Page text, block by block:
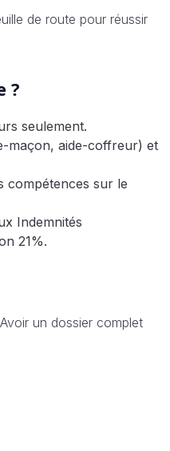
de route pour réussir
?
seulement.
maçon, aide-coffreur) et
compétences sur le
Indemnités
21%.
un dossier complet